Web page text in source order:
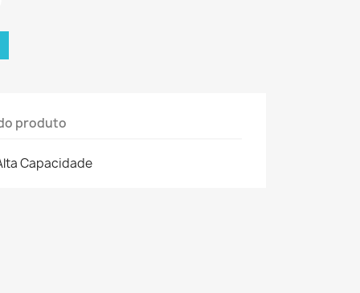
produto
Capacidade